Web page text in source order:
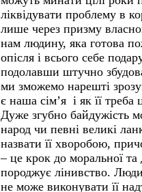
ліквідувати проблему в
лише через призму
нам людину, яка готова
опісля і всього себе
подолавши штучно
ми зможемо нарешті
є наша сім’я і як її треба
Дуже згубно байдужість
народ чи певні великі
назвати її хворобою,
– це крок до моральної
породжує лінивство.
не може виконувати її